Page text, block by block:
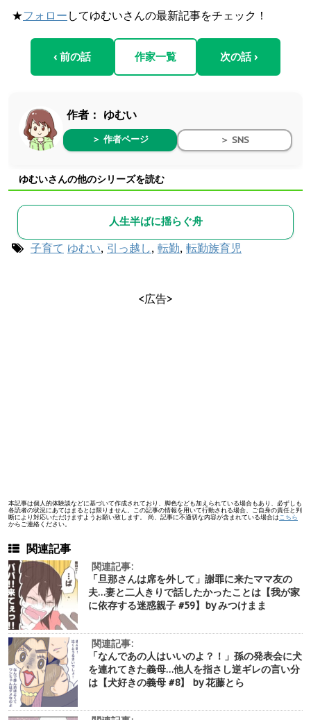
★フォロー してゆむいさんの最新記事をチェック！
‹ 前の話 作家一覧 次の話 ›
作者： ゆむい
＞ 作者ページ ＞ SNS
ゆむいさんの他のシリーズを読む
人生半ばに揺らぐ舟
子育て ゆむい, 引っ越し, 転勤, 転勤族育児
<広告>
本記事は個人的体験談などに基づいて作成されており、脚色なども加えられている場合もあり、必ずしも
各読者の状況にあてはまるとは限りません。この記事の情報を用いて行動される場合、ご自身の責任と判
断により対応いただけますようお願い致します。 尚、記事に不適切な内容が含まれている場合は こちら
からご連絡ください。
関連記事
関連記事:
「旦那さんは席を外して」謝罪に来たママ友の
夫…妻と二人きりで話したかったことは【我が家
に依存する迷惑親子 #59】by みつけまま
関連記事:
「なんであの人はいいのよ？！」孫の発表会に犬
を連れてきた義母…他人を指さし逆ギレの言い分
は【犬好きの義母 #8】 by 花藤とら